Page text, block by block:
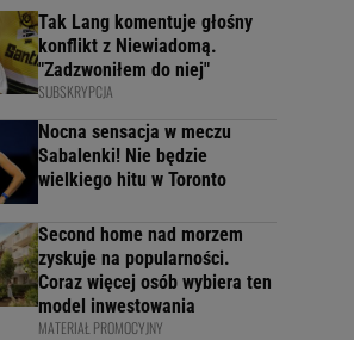
Tak Lang komentuje głośny
konflikt z Niewiadomą.
"Zadzwoniłem do niej"
SUBSKRYPCJA
Nocna sensacja w meczu
Sabalenki! Nie będzie
wielkiego hitu w Toronto
Second home nad morzem
zyskuje na popularności.
Coraz więcej osób wybiera ten
model inwestowania
MATERIAŁ PROMOCYJNY